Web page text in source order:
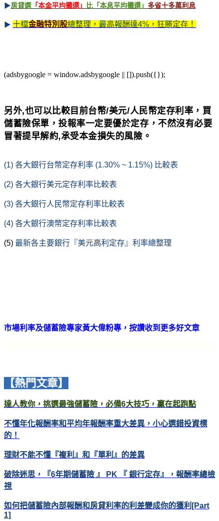
▶房貸選 「本金平均攤還」 比「本息平均攤還」 多省十多萬利息
▶ 十檔金融特別股總整理，最高報酬達4% ，狂勝定存！
(adsbygoogle = window.adsbygoogle || []).push({});
另外,也可以比較目前台幣/美元/人民幣定存利率，買
儲蓄險保單，投報率一定要優於定存，不然沒有必要
冒著提早解約,承受本金損失的風險。
(1) 各大銀行台幣定存利率 (1.30% ~ 1.15%) 比較表
(2) 各大銀行美元定存利率比較表
(3) 各大銀行人民幣定存利率比較表
(4) 各大銀行澳幣定存利率比較表
(5) 最新各主要銀行『美元高利定存』利率總整理
市場利率及儲蓄險專家黃大偉粉專，按讚收到更多好文章
【熱門文章】
達人教你，挑選最強儲蓄險，必備6大技巧，贏在起跑點
不懂年化報酬率和平均年報酬率重大差異，小心選錯投資標
的！
理財不能不懂『複利』和『單利』的差異
破除迷思，『6年期儲蓄險 』 PK 『 銀行定存』，報酬率總檢
視
如何把儲蓄險內部報酬和房貸利率的利差變成你的獲利[Part
1]